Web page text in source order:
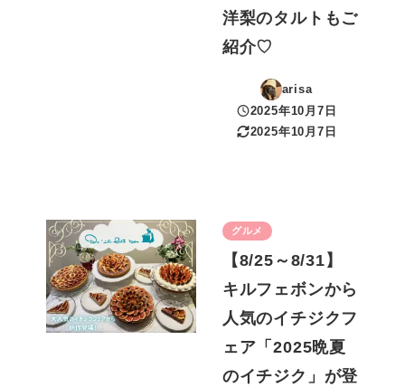
洋梨のタルトもご
紹介♡
arisa
投稿日
2025年10月7日
更新日
2025年10月7日
グルメ
【8/25～8/31】
キルフェボンから
人気のイチジクフ
ェア「2025晩夏
のイチジク」が登